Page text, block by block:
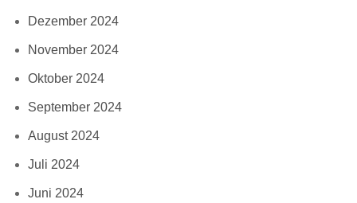
Dezember 2024
November 2024
Oktober 2024
September 2024
August 2024
Juli 2024
Juni 2024